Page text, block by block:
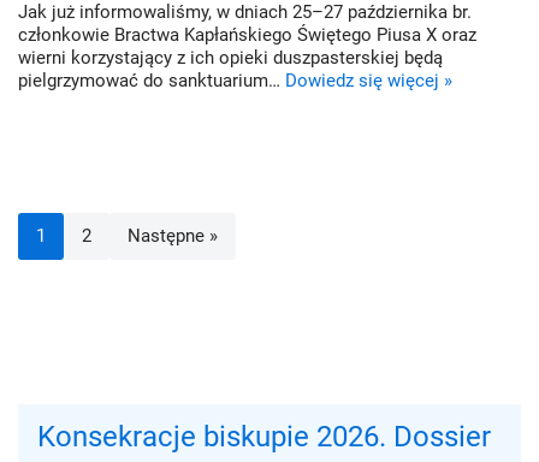
Jak już informowaliśmy, w dniach 25–27 października br.
członkowie Bractwa Kapłańskiego Świętego Piusa X oraz
wierni korzystający z ich opieki duszpasterskiej będą
pielgrzymować do sanktuarium… Dowiedz się więcej »
1 2 Następne »
Konsekracje biskupie 2026. Dossier